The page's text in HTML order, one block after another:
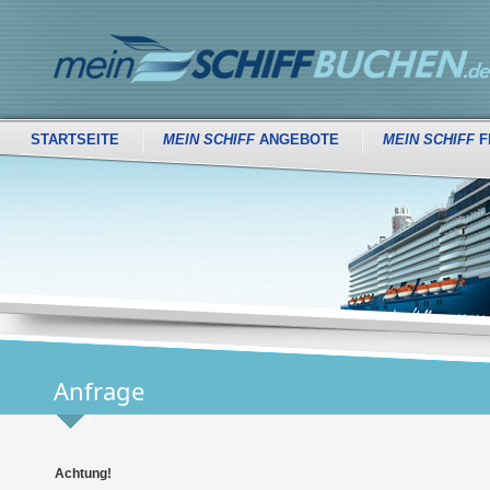
STARTSEITE MEIN SCHIFFANGEBOTE MEIN SCHIFF
Anfrage
Achtung!